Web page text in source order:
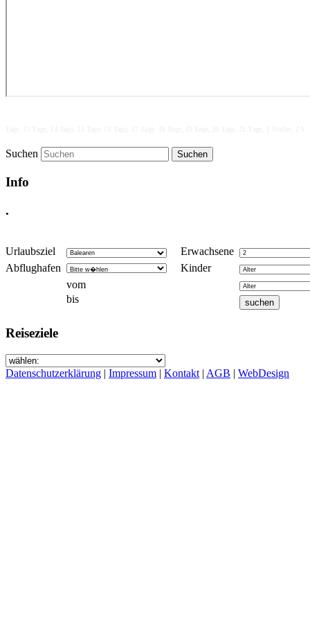
Suchen
Info
.
Urlaubsziel
Erwachsene
Abflughafen
Kinder
vom
bis
Reiseziele
Datenschutzerklärung | Impressum | Kontakt | AGB | WebDesign